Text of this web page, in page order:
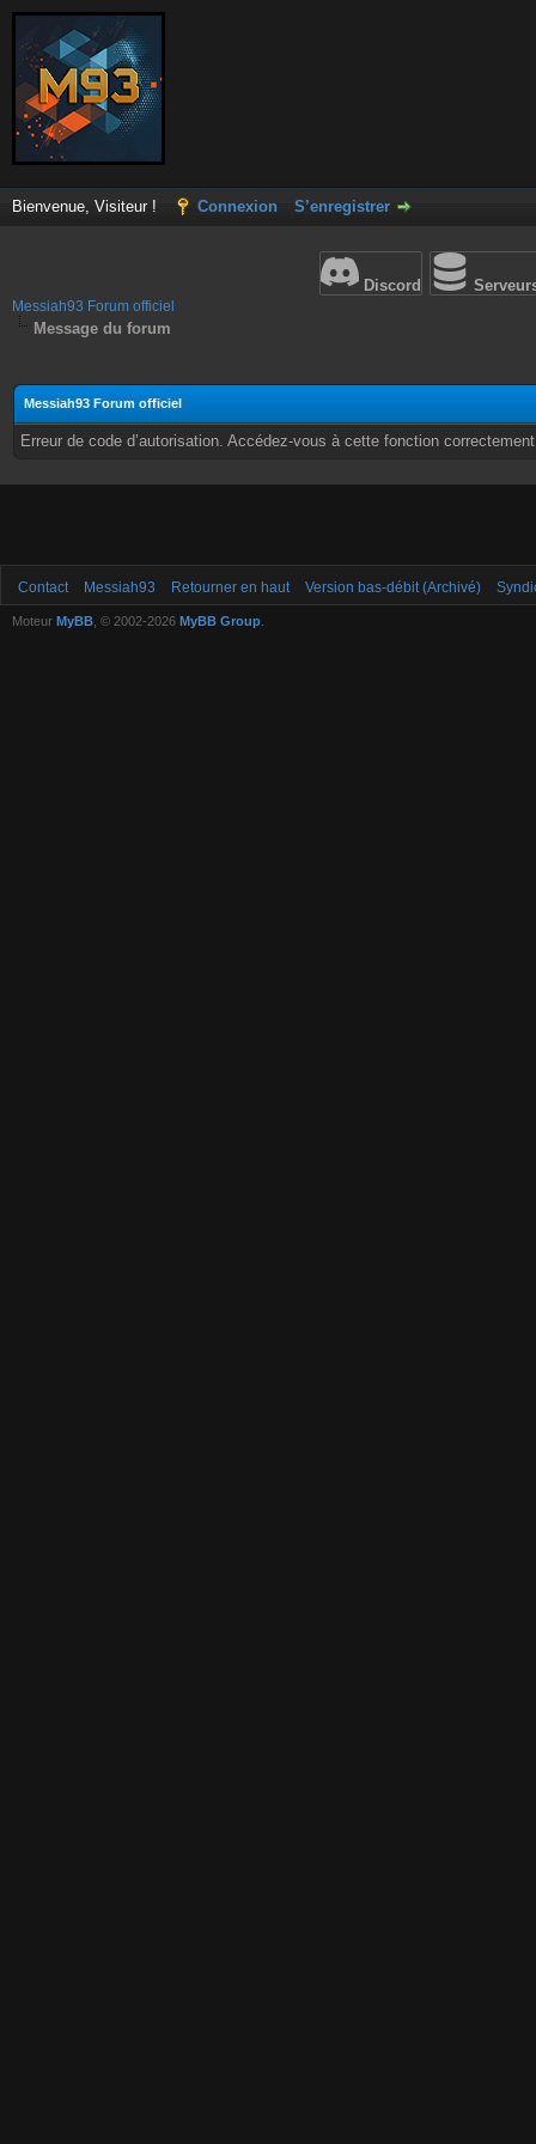
Bienvenue, Visiteur ! Connexion S’enregistrer
Discord
Messiah93 Forum officiel
Message du forum
Messiah93 Forum officiel
Erreur de code d’autorisation. Accédez-vous à cette fonction
Contact Messiah93 Retourner en haut Version bas-débit (Archivé)
Moteur MyBB , © 2002-2026 MyBB Group